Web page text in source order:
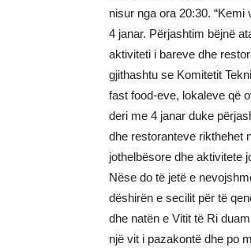
nisur nga ora 20:30.
4 janar. Përjashtim bëjnë
aktiviteti i bareve dhe
gjithashtu se Komitetit
fast food-eve, lokaleve që
deri me 4 janar duke
dhe restoranteve rikthehet
jothelbësore dhe aktivitete
Nëse do të jetë e
dëshirën e secilit për të
dhe natën e Vitit të Ri
një vit i pazakontë dhe po